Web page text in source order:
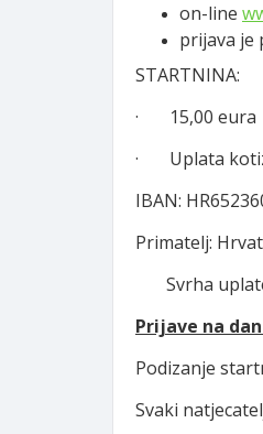
on-line
prijava je
STARTNINA:
· 15,00 eura
· Uplata
IBAN:
Primatelj:
Svrha
Prijave na
Podizanje
Svaki